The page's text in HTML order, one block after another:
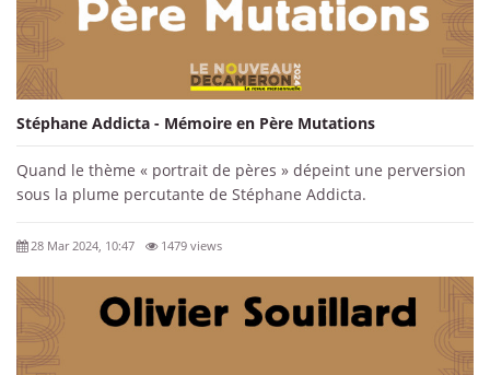
Stéphane Addicta - Mémoire en Père Mutations
Quand le thème « portrait de pères » dépeint une perversion
sous la plume percutante de Stéphane Addicta.
28 Mar 2024, 10:47 1479 views